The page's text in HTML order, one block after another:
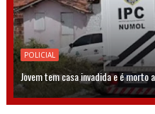
POLICIAL
Jovem tem casa invadida e é morto